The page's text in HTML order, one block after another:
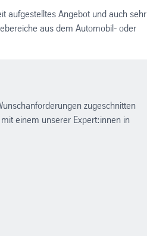
aufgestelltes Angebot und auch sehr
aus dem Automobil- oder
zugeschnitten
einem unserer Expert:innen in